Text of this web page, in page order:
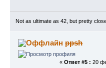
Not as ultimate as 42, but pretty
ppsh
« Ответ #5 : 20